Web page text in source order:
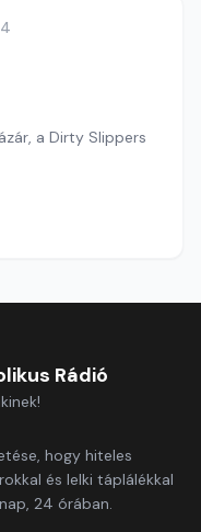
a Dirty Slippers
Rádió
hogy hiteles
és lelki táplálékkal
24 órában.